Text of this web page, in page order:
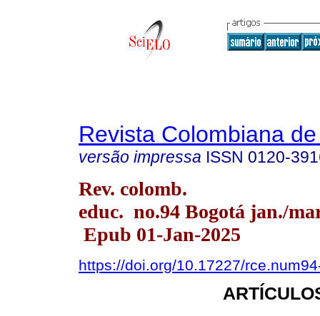
Revista Colombiana
versão impressa ISSN 0120-
Rev. colomb.
educ. no.94 Bogotá jan./
Epub 01-Jan-2025
https://doi.org/10.17227/